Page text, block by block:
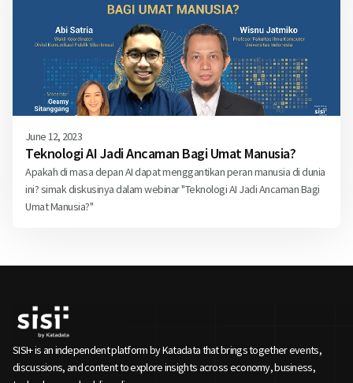
June 12, 2023
Teknologi AI Jadi Ancaman Bagi Umat Manusia?
Apakah di masa depan AI dapat menggantikan peran manusia di dunia
ini? simak diskusinya dalam webinar "Teknologi AI Jadi Ancaman Bagi
Umat Manusia?"
SISI+ is an independent platform by Katadata that brings together events,
discussions, and content to explore insights across economy, business,